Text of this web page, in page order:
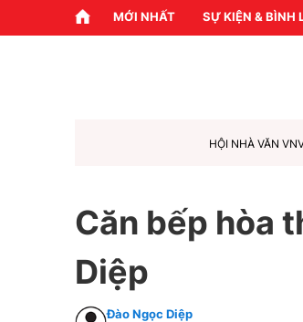
MỚI NHẤT SỰ KIỆN & BÌNH
HỘI NHÀ VĂN VN
Căn bếp hòa
Diệp
Đào Ngọc Diệp